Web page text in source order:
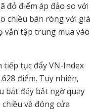
đỏ điểm áp đảo so với
chiều bán ròng với giá
vẫn tập trung mua vào
tiếp tục đẩy VN-Index
điểm. Tuy nhiên,
bắt đáy bất ngờ quay
và đóng cửa